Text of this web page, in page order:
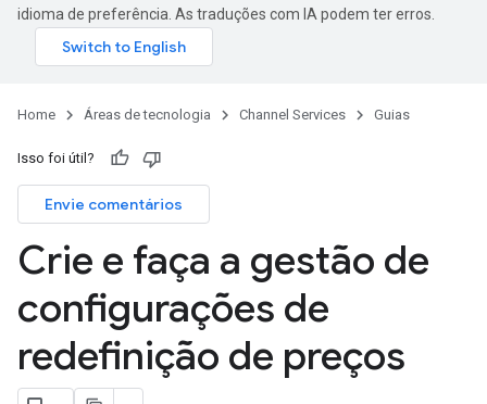
idioma de preferência. As traduções com IA podem ter erros.
Home Áreas de tecnologia Channel Services Guias
Isso foi útil?
Envie comentários
Crie e faça a gestão de
configurações de
redefinição de preços